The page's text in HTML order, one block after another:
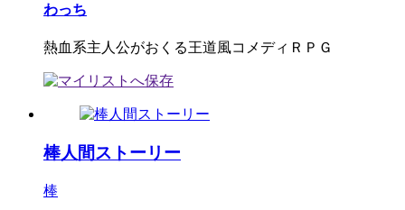
わっち
熱血系主人公がおくる王道風コメディＲＰＧ
棒人間ストーリー
棒